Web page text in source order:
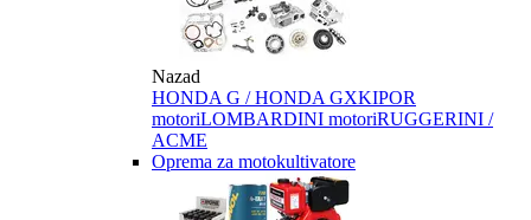
Nazad
HONDA G / HONDA GXKIPOR
motoriLOMBARDINI motoriRUGGERINI /
ACME
Oprema za motokultivatore